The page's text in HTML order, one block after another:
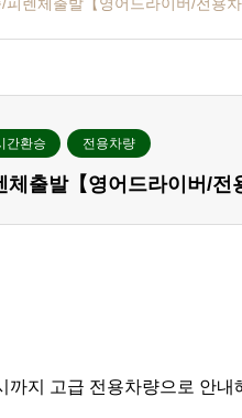
간환승 전용차량
체출발【영어드라이버/전
까지 고급 전용차량으로 안